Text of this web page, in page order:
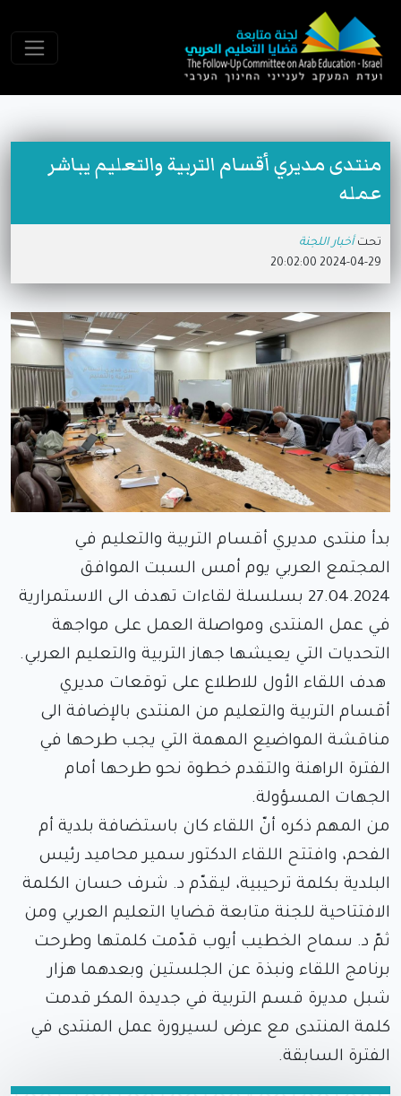
منتدى مديري أقسام التربية والتعليم يباشر
عمله
تحت أخبار اللجنة
2024-04-29 20:02:00
بدأ منتدى مديري أقسام التربية والتعليم في
المجتمع العربي يوم أمس السبت الموافق
27.04.2024 بسلسلة لقاءات تهدف الى الاستمرارية
في عمل المنتدى ومواصلة العمل على مواجهة
التحديات التي يعيشها جهاز التربية والتعليم العربي.
هدف اللقاء الأول للاطلاع على توقعات مديري
أقسام التربية والتعليم من المنتدى بالإضافة الى
مناقشة المواضيع المهمة التي يجب طرحها في
الفترة الراهنة والتقدم خطوة نحو طرحها أمام
الجهات المسؤولة.
من المهم ذكره أنّ اللقاء كان باستضافة بلدية أم
الفحم، وافتتح اللقاء الدكتور سمير محاميد رئيس
البلدية بكلمة ترحيبية، ليقدّم د. شرف حسان الكلمة
الافتتاحية للجنة متابعة قضايا التعليم العربي ومن
ثمّ د. سماح الخطيب أيوب قدّمت كلمتها وطرحت
برنامج اللقاء ونبذة عن الجلستين وبعدهما هزار
شبل مديرة قسم التربية في جديدة المكر قدمت
كلمة المنتدى مع عرض لسيرورة عمل المنتدى في
الفترة السابقة.